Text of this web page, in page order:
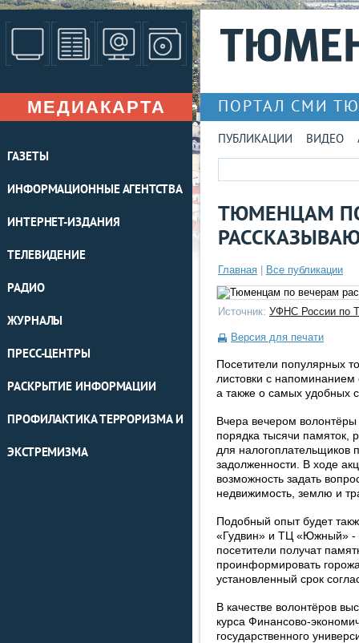
МЕДИАКАРТА
ГАЗЕТЫ
ИНФОРМАЦИОННЫЕ АГЕНТСТВА
ИНТЕРНЕТ-ИЗДАНИЯ
ТЕЛЕВИДЕНИЕ
РАДИО
ЖУРНАЛЫ
ПРЕСС-ЦЕНТРЫ
РАСКРЫТИЕ ИНФОРМАЦИИ
ПРОФИЛАКТИКА ТЕРРОРИЗМА И
ЭКСТРЕМИЗМА
ПОРТАЛ СМИ
ПУБЛИКАЦИИ ВИДЕО
ТЮМЕНЦАМ
Главная Все публикации
Источник: УФНС России по
Версия для печати
Посетители популярных
листовки с
а также о самых удобных
Вчера вечером
порядка тысячи памяток,
для налогоплательщиков
задолженности. В ходе
возможность задать
недвижимость, землю и
Подобный опыт будет
«Гудвин» и ТЦ «Южный» -
посетители получат
проинформировать
установленный срок
В качестве волонтёров
курса Финансово-
государственного